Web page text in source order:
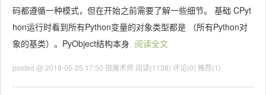
码都遵循一种模式，但在开始之前需要了解一些细节。 基础 CPyt
hon运行时看到所有Python变量的对象类型都是 （所有Python对
象的基类）。PyObject结构本身 阅读全文
posted @ 2018-05-25 17:50 银魔术师 阅读(1138) 评论(0) 推荐(1)